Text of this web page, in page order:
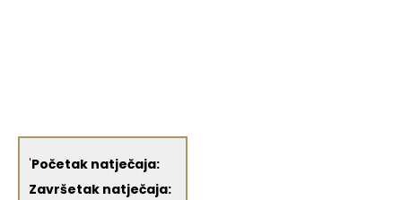
'Početak natječaja:
Završetak natječaja: